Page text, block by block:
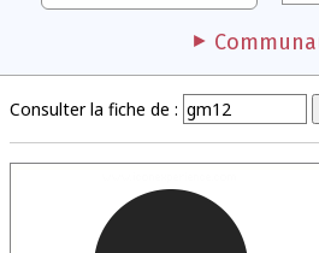
Consulter la fiche de :